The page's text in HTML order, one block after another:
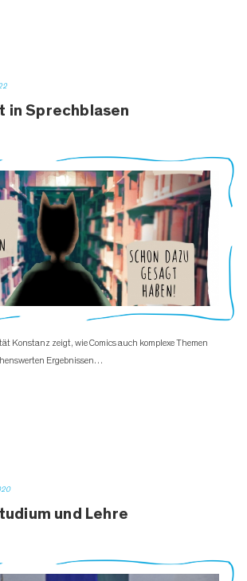
in Sprechblasen
Konstanz zeigt, wie Comics auch komplexe Themen
Ergebnissen…
und Lehre